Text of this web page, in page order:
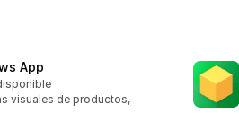
App
visuales de productos,